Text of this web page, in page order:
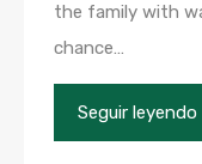
the family with
chance…
Seguir leyendo